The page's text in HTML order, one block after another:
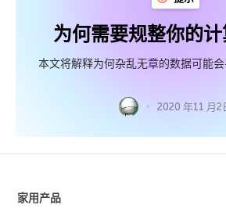
为何需要规整你的
本文将解释为何杂乱无章的数据可能会
2020 年11 月2
家用产品